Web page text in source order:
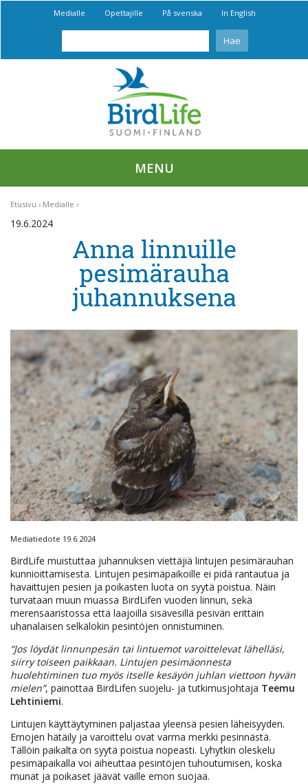
Medialle Opettajille På svenska In English
MENU
Etusivu Medialle
19.6.2024
Anna linnuille
pesimärauha
juhannuksena
Mediatiedote 19.6.2024
BirdLife muistuttaa juhannuksen viettäjiä lintujen pesimärauhan
kunnioittamisesta. Lintujen pesimäpaikoille ei pidä rantautua ja
havaittujen pesien ja poikasten luota on syytä poistua. Näin
turvataan muun muassa BirdLifen vuoden linnun, sekä
merensaaristossa että laajoilla sisävesillä pesivän erittäin
uhanalaisen selkälokin pesintöjen onnistuminen.
“Jos löydät linnunpesän tai lintuemot varoittelevat lähelläsi,
siirry toiseen paikkaan. Lintujen pesimäonnesta
huolehtiminen tuo myös itselle kesäyön juhlan viettoon hyvän
mielen”, painottaa BirdLifen suojelu- ja tutkimusjohtaja Teemu
Lehtiniemi.
Lintujen käyttäytyminen paljastaa yleensä pesien läheisyyden.
Emojen hätäily ja varoittelu ovat varma merkki pesinnästä.
Tällöin paikalta on syytä poistua nopeasti. Lyhytkin oleskelu
pesimäpaikalla voi aiheuttaa pesintöjen tuhoutumisen, koska
munat ja poikaset jäävät vaille emon suojaa.